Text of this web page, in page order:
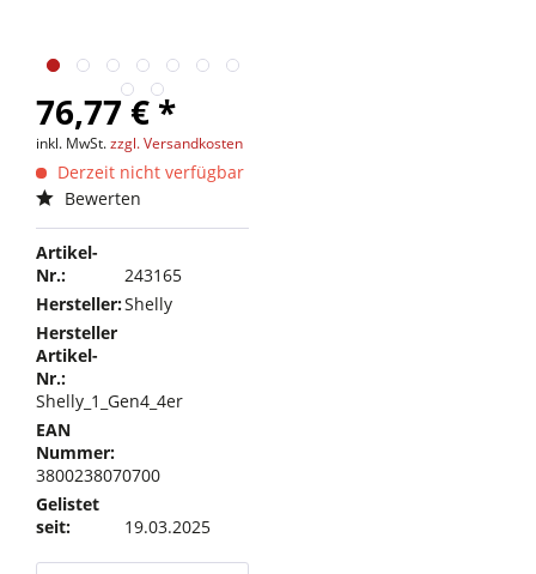
76,77 € *
inkl. MwSt.zzgl. Versandkosten
Derzeit nicht verfügbar
Bewerten
Artikel-
Nr.:
243165
Hersteller:Shelly
Hersteller
Artikel-
Nr.:
Shelly_1_Gen4_4er
EAN
Nummer:
3800238070700
Gelistet
seit:
19.03.2025